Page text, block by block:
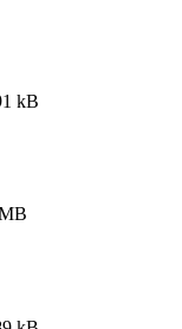
kB